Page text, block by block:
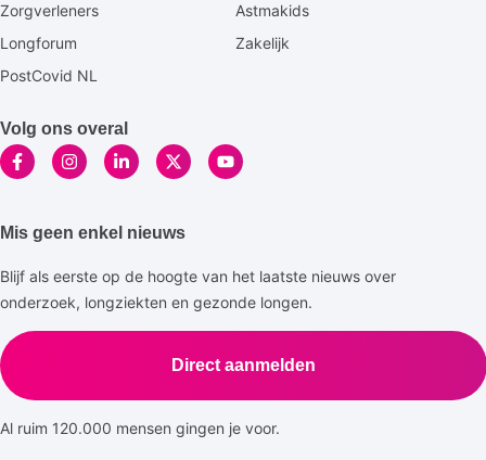
Zorgverleners
Astmakids
Longforum
Zakelijk
PostCovid NL
Volg ons overal
Mis geen enkel nieuws
Blijf als eerste op de hoogte van het laatste nieuws over
onderzoek, longziekten en gezonde longen.
Direct aanmelden
Al ruim 120.000 mensen gingen je voor.